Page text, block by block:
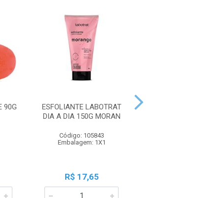
90G
ESFOLIANTE LABOTRAT
DIA A DIA 150G MORAN
Código: 105843
Embalagem: 1X1
R$ 17,65